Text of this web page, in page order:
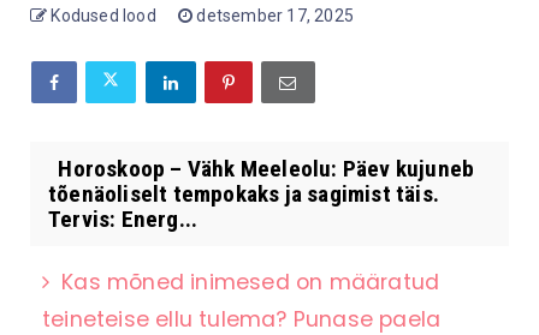
Kodused lood detsember 17, 2025
Horoskoop – Vähk Meeleolu: Päev kujuneb
tõenäoliselt tempokaks ja sagimist täis.
Tervis: Energ...
Kas mõned inimesed on määratud
teineteise ellu tulema? Punase paela